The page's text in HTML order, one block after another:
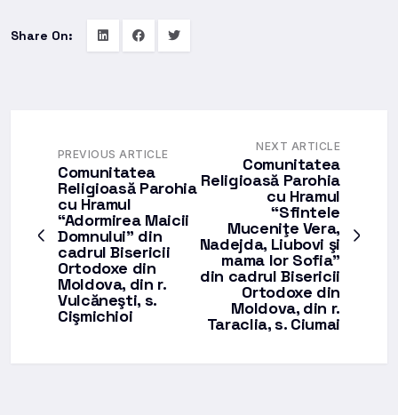
Share On:
PREVIOUS ARTICLE
Comunitatea
Religioasă Parohia
cu Hramul
“Adormirea Maicii
Domnului” din
cadrul Bisericii
Ortodoxe din
Moldova, din r.
Vulcăneşti, s.
Cişmichioi
NEXT ARTICLE
Comunitatea
Religioasă Parohia
cu Hramul
“Sfintele
Muceniţe Vera,
Nadejda, Liubovi şi
mama lor Sofia”
din cadrul Bisericii
Ortodoxe din
Moldova, din r.
Taraclia, s. Ciumai